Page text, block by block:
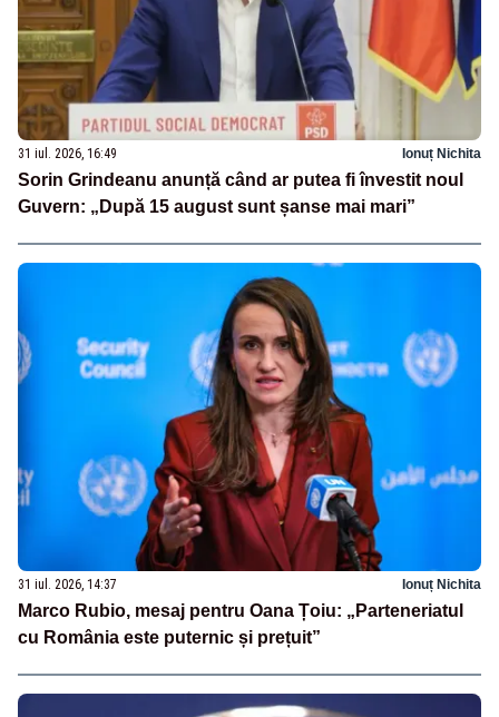
31 iul. 2026, 16:49 Ionuț Nichita
Sorin Grindeanu anunță când ar putea fi învestit noul
Guvern: „După 15 august sunt șanse mai mari”
31 iul. 2026, 14:37 Ionuț Nichita
Marco Rubio, mesaj pentru Oana Țoiu: „Parteneriatul
cu România este puternic și prețuit”